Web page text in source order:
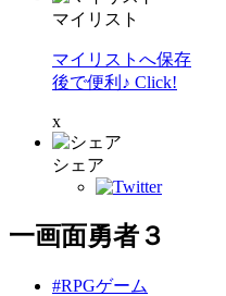
マイリスト
マイリストへ保存
後で便利♪ Click!
x
シェア
一画面勇者３
#RPGゲーム